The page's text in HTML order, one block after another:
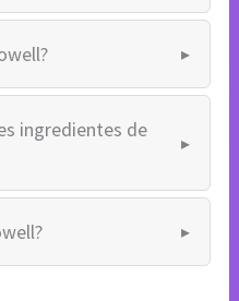
ingredientes de